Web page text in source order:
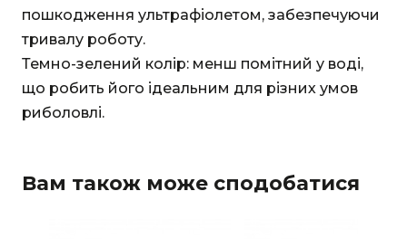
пошкодження ультрафіолетом, забезпечуючи
тривалу роботу.
Темно-зелений колір: менш помітний у воді,
що робить його ідеальним для різних умов
риболовлі.
Вам також може сподобатися